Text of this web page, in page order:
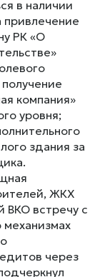
в наличии
привлечение
РК «О
компания»
уровня;
здания за
ЖКХ
ВКО встречу с
через